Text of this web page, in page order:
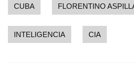
CUBA FLORENTINO
INTELIGENCIA CIA